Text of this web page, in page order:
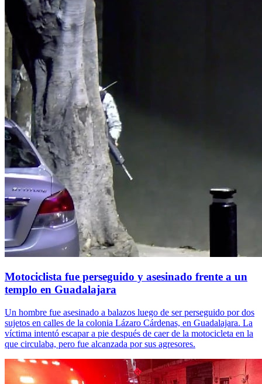
Motociclista fue perseguido y asesinado frente a un
templo en Guadalajara
Un hombre fue asesinado a balazos luego de ser perseguido por dos
sujetos en calles de la colonia Lázaro Cárdenas, en Guadalajara. La
víctima intentó escapar a pie después de caer de la motocicleta en la
que circulaba, pero fue alcanzada por sus agresores.